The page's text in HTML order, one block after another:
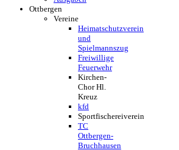
Ottbergen
Vereine
Heimatschutzverein
und
Spielmannszug
Freiwillige
Feuerwehr
Kirchen-
Chor Hl.
Kreuz
kfd
Sportfischereiverein
TC
Ottbergen-
Bruchhausen